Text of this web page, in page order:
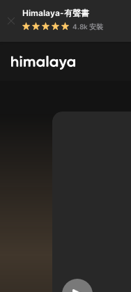
Himalaya-有聲書
4.8k 安裝